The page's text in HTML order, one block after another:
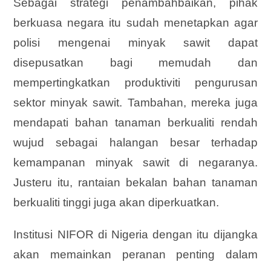
Sebagai strategi penambahbaikan, pihak
berkuasa negara itu sudah menetapkan agar
polisi mengenai minyak sawit dapat
disepusatkan bagi memudah dan
mempertingkatkan produktiviti pengurusan
sektor minyak sawit. Tambahan, mereka juga
mendapati bahan tanaman berkualiti rendah
wujud sebagai halangan besar terhadap
kemampanan minyak sawit di negaranya.
Justeru itu, rantaian bekalan bahan tanaman
berkualiti tinggi juga akan diperkuatkan.
Institusi NIFOR di Nigeria dengan itu dijangka
akan memainkan peranan penting dalam